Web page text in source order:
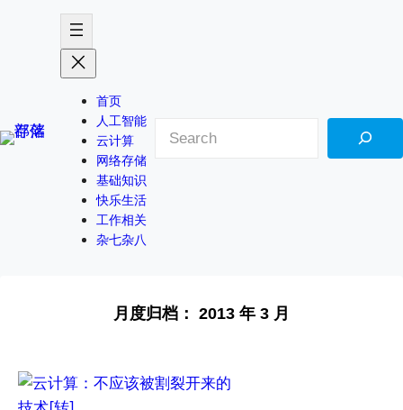
首页
人工智能
云计算
网络存储
基础知识
快乐生活
工作相关
杂七杂八
月度归档： 2013 年 3 月